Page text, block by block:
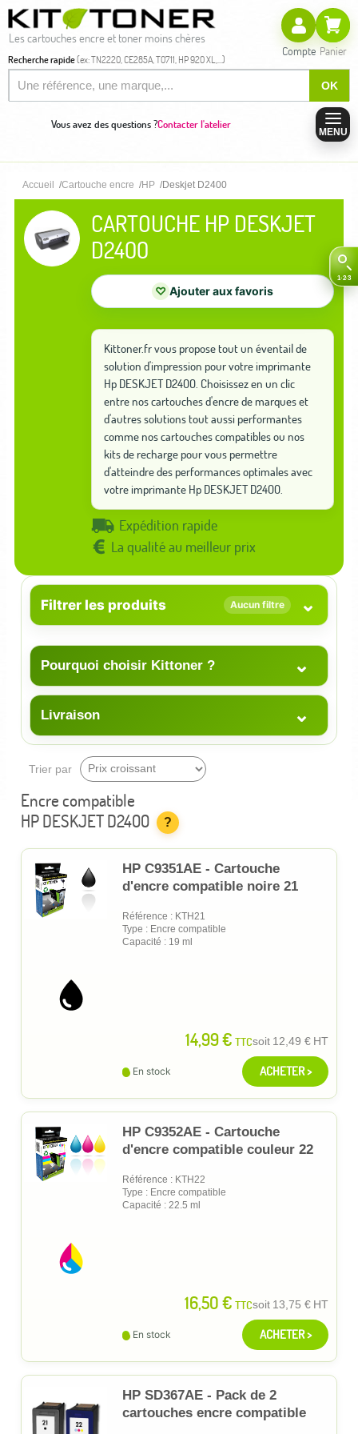
Les cartouches encre et toner moins chères
Recherche rapide(ex: TN2220, CE285A, T0711, HP 920 XL,...)
OK
Compte Panier
Vous avez des questions ?Contacter l'atelier
MENU
Accueil Cartouche encre HP Deskjet D2400
CARTOUCHE HP DESKJET
D2400
♡ Ajouter aux favoris
Kittoner.fr vous propose tout un éventail de
solution d'impression pour votre imprimante
Hp DESKJET D2400. Choisissez en un clic
entre nos cartouches d'encre de marques et
d'autres solutions tout aussi performantes
comme nos cartouches compatibles ou nos
kits de recharge pour vous permettre
d'atteindre des performances optimales avec
votre imprimante Hp DESKJET D2400.
Expédition rapide
La qualité au meilleur prix
Filtrer les produits Aucun filtre ⌄
Pourquoi choisir Kittoner ? ⌄
Livraison ⌄
Trier par
Encre compatible
HP DESKJET D2400
?
HP C9351AE - Cartouche
d'encre compatible noire 21
Référence : KTH21
Type : Encre compatible
Capacité : 19 ml
14,99 € TTCsoit 12,49 € HT
En stock ACHETER >
HP C9352AE - Cartouche
d'encre compatible couleur 22
Référence : KTH22
Type : Encre compatible
Capacité : 22.5 ml
16,50 € TTCsoit 13,75 € HT
En stock ACHETER >
HP SD367AE - Pack de 2
cartouches encre compatible